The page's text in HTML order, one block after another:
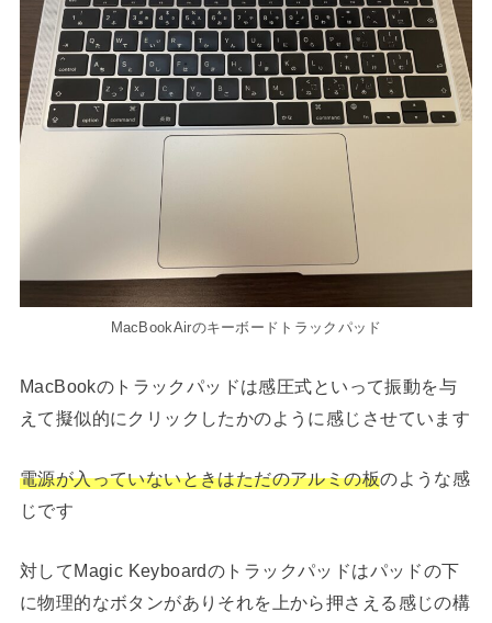
MacBookAirのキーボードトラックパッド
MacBookのトラックパッドは感圧式といって振動を与
えて擬似的にクリックしたかのように感じさせています
電源が入っていないときはただのアルミの板のような感
じです
対してMagic Keyboardのトラックパッドはパッドの下
に物理的なボタンがありそれを上から押さえる感じの構